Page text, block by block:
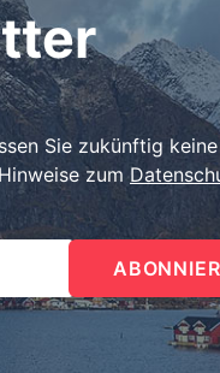
Sie zukünftig keine
zum